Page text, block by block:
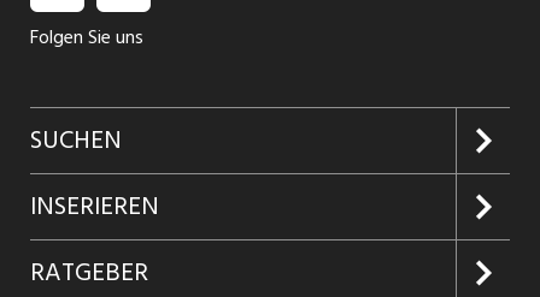
Folgen Sie uns
SUCHEN
Jobs suchen
Jobabo
INSERIEREN
Kundenlogin
RATGEBER